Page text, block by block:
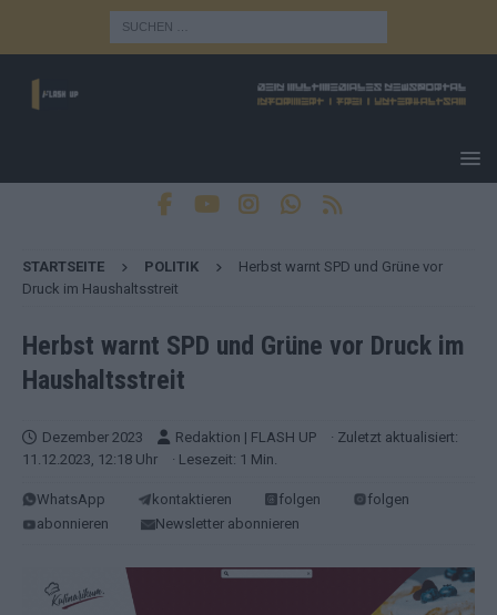
STARTSEITE POLITIK
Herbst warnt SPD und Grüne vor
Druck im Haushaltsstreit
Herbst warnt SPD und Grüne vor Druck im
Haushaltsstreit
Dezember 2023 Redaktion | FLASH UP
· Zuletzt aktualisiert:
11.12.2023, 12:18 Uhr
· Lesezeit: 1 Min.
WhatsApp kontaktieren folgen
folgen
abonnieren
Newsletter abonnieren